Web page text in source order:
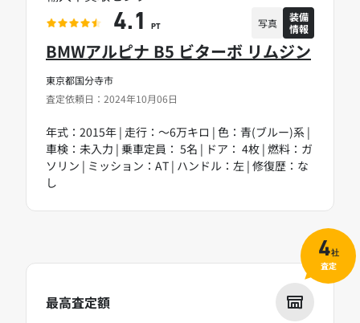
東京都国分寺市
査定依頼日：2024年10月06日
BMWアルピナ B5 ビターボ リムジン
年式：2015年 | 走行：～6万キロ | 色：青(ブルー)系 |
車検：未入力 | 乗車定員： 5名 | ドア： 4枚 | 燃料：ガ
ソリン | ミッション：AT | ハンドル：左 | 修復歴：な
し
4.1 PT 写真
装備
情報
最高査定額
4社
査定